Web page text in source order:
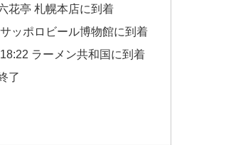
花亭 札幌本店に到着
ッポロビール博物館に到着
ラーメン共和国に到着
了